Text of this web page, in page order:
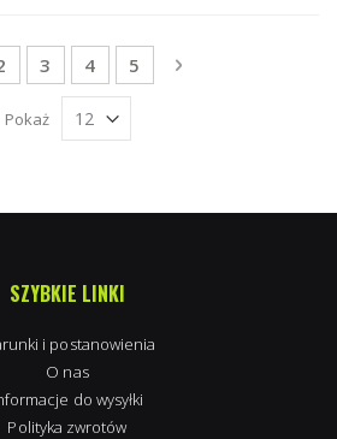
czytasz stronę
Strona
3 Strona
4 Strona
5 Strona
Następne
Pokaż
SZYBKIE LINKI
i postanowienia
O nas
do wysyłki
Polityka zwrotów